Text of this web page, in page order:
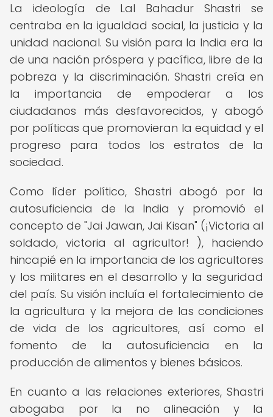
La ideología de Lal Bahadur Shastri se
centraba en la igualdad social, la justicia y la
unidad nacional. Su visión para la India era la
de una nación próspera y pacífica, libre de la
pobreza y la discriminación. Shastri creía en
la importancia de empoderar a los
ciudadanos más desfavorecidos, y abogó
por políticas que promovieran la equidad y el
progreso para todos los estratos de la
sociedad.
Como líder político, Shastri abogó por la
autosuficiencia de la India y promovió el
concepto de "Jai Jawan, Jai Kisan" (¡Victoria al
soldado, victoria al agricultor! ), haciendo
hincapié en la importancia de los agricultores
y los militares en el desarrollo y la seguridad
del país. Su visión incluía el fortalecimiento de
la agricultura y la mejora de las condiciones
de vida de los agricultores, así como el
fomento de la autosuficiencia en la
producción de alimentos y bienes básicos.
En cuanto a las relaciones exteriores, Shastri
abogaba por la no alineación y la